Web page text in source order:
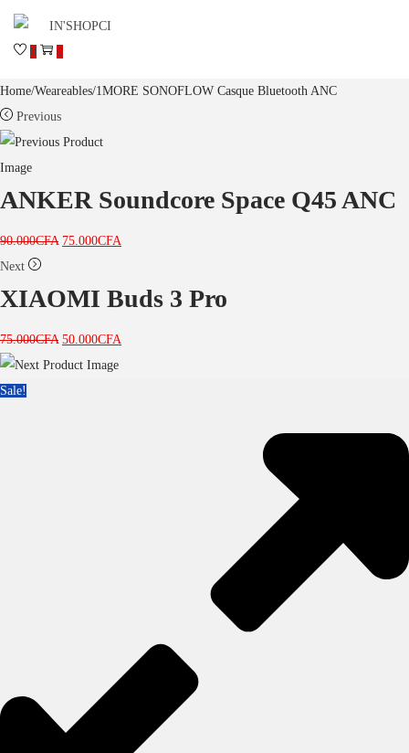
0 0
Home/Weareables/1MORE SONOFLOW Casque Bluetooth ANC
Previous
ANKER Soundcore Space Q45 ANC
90.000CFA 75.000CFA
Next
XIAOMI Buds 3 Pro
75.000CFA 50.000CFA
Sale!